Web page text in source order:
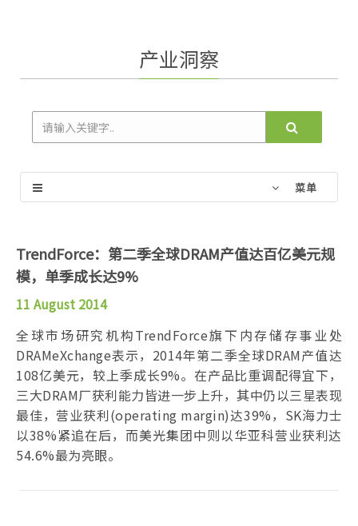
产业洞察
菜单
TrendForce：第二季全球DRAM产值达百亿美元规
模，单季成长达9%
11 August 2014
全球市场研究机构TrendForce旗下内存储存事业处
DRAMeXchange表示，2014年第二季全球DRAM产值达
108亿美元，较上季成长9%。在产品比重调配得宜下，
三大DRAM厂获利能力皆进一步上升，其中仍以三星表现
最佳，营业获利(operating margin)达39%，SK海力士
以38%紧追在后，而美光集团中则以华亚科营业获利达
54.6%最为亮眼。